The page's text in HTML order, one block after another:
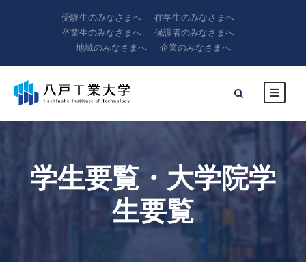
受験生のみなさまへ
在学生のみなさまへ
卒業生のみなさまへ
保護者のみなさまへ
地域のみなさまへ
企業のみなさまへ
学生要覧・大学院学
生要覧